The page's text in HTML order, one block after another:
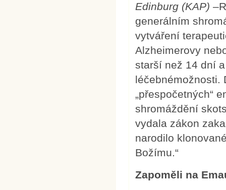
Edinburg (KAP)
generálním
vytváření
Alzheimerovy
starší než 14 dní
léčebnémožnosti.
„přespočetných“
shromáždění
vydala zákon
narodilo
Božímu.“
Zapoměli na